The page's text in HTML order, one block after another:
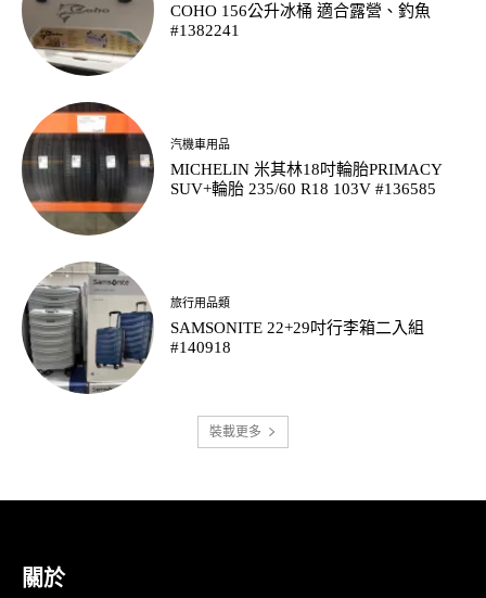
COHO 156公升冰桶 適合露營、釣魚
#1382241
汽機車用品
MICHELIN 米其林18吋輪胎PRIMACY
SUV+輪胎 235/60 R18 103V #136585
旅行用品類
SAMSONITE 22+29吋行李箱二入組
#140918
裝載更多
關於